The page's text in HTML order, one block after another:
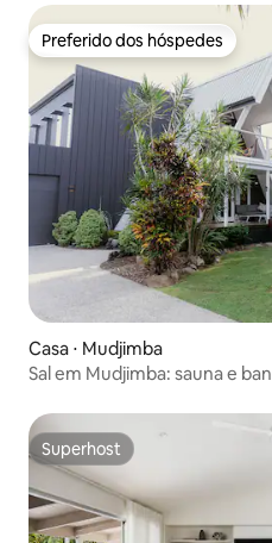
Preferido dos hóspedes
Preferido dos hóspedes
Casa ⋅ Mudjimba
Sal em Mudjimba: sauna e
Superhost
Superhost